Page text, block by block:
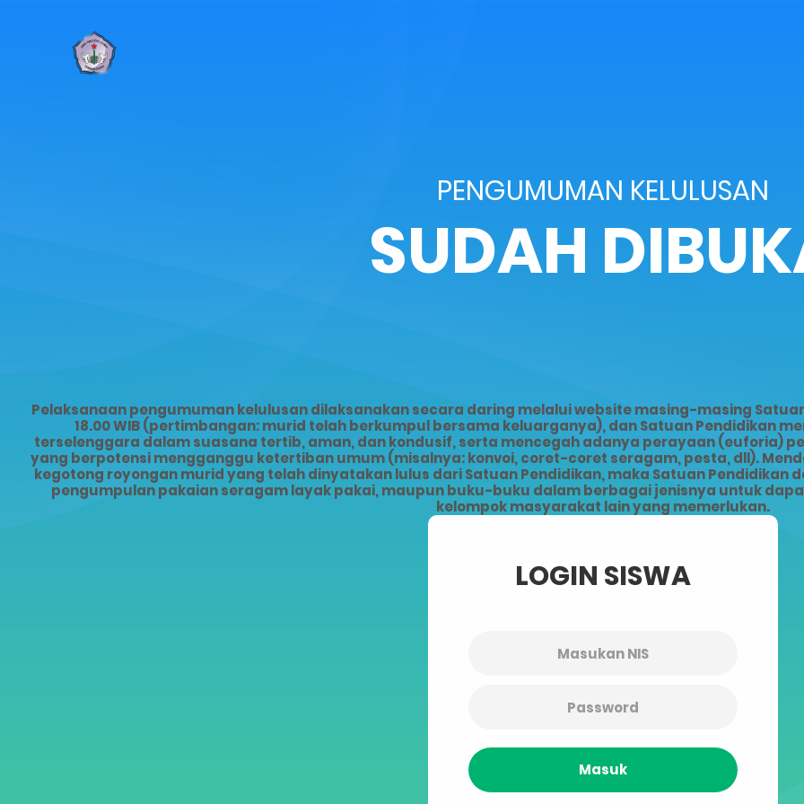
PENGUMUMAN KELULUSAN
SUDAH
Pelaksanaan pengumuman kelulusan dilaksanakan secara daring melalui website masing-masing
18.00 WIB (pertimbangan: murid telah berkumpul bersama keluarganya), dan Satuan Pendidikan
terselenggara dalam suasana tertib, aman, dan kondusif, serta mencegah adanya perayaan (euforia)
yang berpotensi mengganggu ketertiban umum (misalnya: konvoi, coret-coret seragam, pesta, dll).
kegotong royongan murid yang telah dinyatakan lulus dari Satuan Pendidikan, maka Satuan
pengumpulan pakaian seragam layak pakai, maupun buku-buku dalam berbagai jenisnya untuk
kelompok masyarakat lain yang memerlukan.
LOGIN SISWA
Masuk